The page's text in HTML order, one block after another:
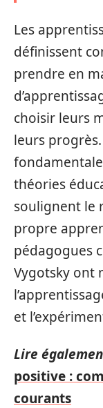
Les
définissent
prendre en
choisir leurs
leurs
théories
soulignent le
propre
pédagogues
Vygotsky ont
et
Lire
positive :
courants